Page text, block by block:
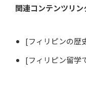
関連コンテンツリン
[フィリピンの歴
[フィリピン留学